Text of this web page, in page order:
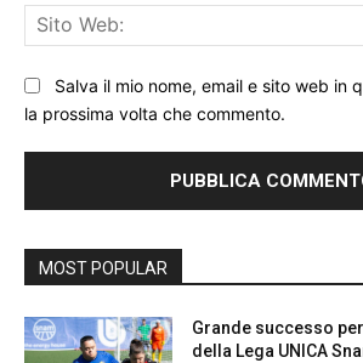
Salva il mio nome, email e sito web in
la prossima volta che commento.
MOST POPULAR
Grande successo
della Lega UNICA